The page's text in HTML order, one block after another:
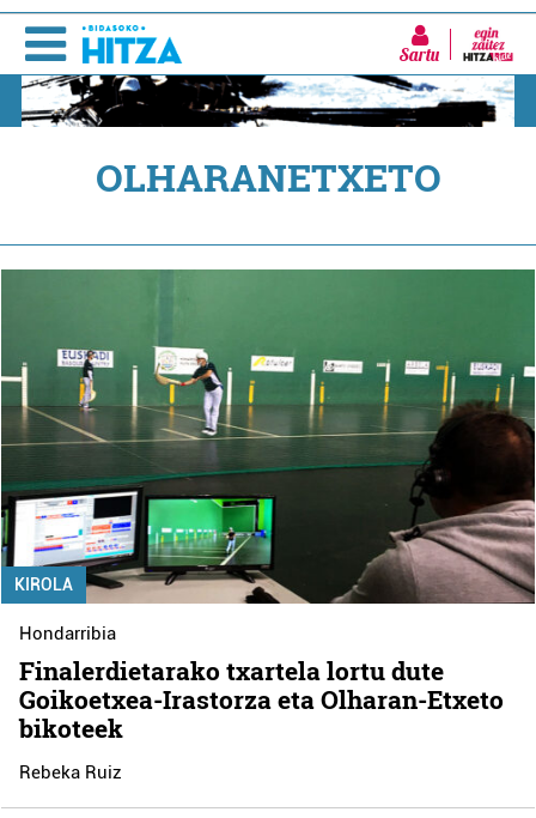
Sartu
OLHARANETXETO
KIROLA
Hondarribia
Finalerdietarako txartela lortu dute
Goikoetxea-Irastorza eta Olharan-Etxeto
bikoteek
Rebeka Ruiz